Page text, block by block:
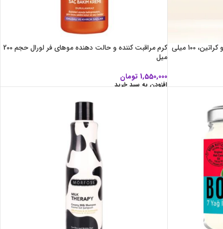
سرم مو پنتن پرو-وی، حاوی ویتامین E و کراتین، 100 میلی
کرم مراقبت کننده و حالت دهنده موهای فر لورال حجم 200
میل
1,550,000 تومان
افزودن به سبد خرید